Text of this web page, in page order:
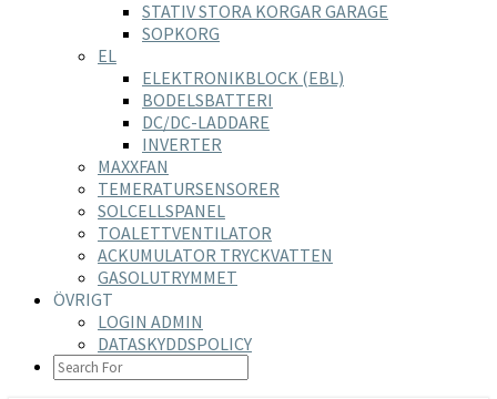
STATIV STORA KORGAR GARAGE
SOPKORG
EL
ELEKTRONIKBLOCK (EBL)
BODELSBATTERI
DC/DC-LADDARE
INVERTER
MAXXFAN
TEMERATURSENSORER
SOLCELLSPANEL
TOALETTVENTILATOR
ACKUMULATOR TRYCKVATTEN
GASOLUTRYMMET
ÖVRIGT
LOGIN ADMIN
DATASKYDDSPOLICY
SEARCH
ICON